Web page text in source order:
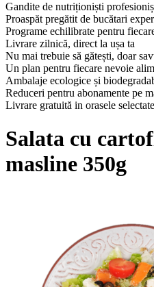
Gandite de nutriționiști
Proaspăt pregătit de bucătari
Programe echilibrate pentru
Livrare zilnică, direct la ușa ta
Nu mai trebuie să gătești, doar
Un plan pentru fiecare nevoie
Ambalaje ecologice și
Reduceri pentru abonamente pe
Livrare gratuită in orasele selectate
Salata cu
masline 350g